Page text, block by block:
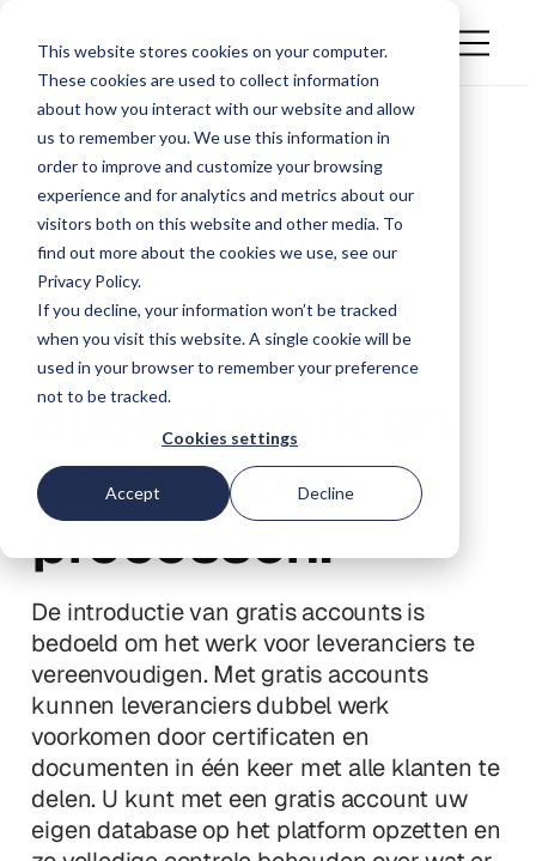
This website stores cookies on your computer.
These cookies are used to collect information
about how you interact with our website and allow
us to remember you. We use this information in
order to improve and customize your browsing
experience and for analytics and metrics about our
visitors both on this website and other media. To
find out more about the cookies we use, see our
Privacy Policy.
If you decline, your information won’t be tracked
when you visit this website. A single cookie will be
used in your browser to remember your preference
not to be tracked.
Cookies settings
Accept Decline
Startpagina . Bronnen . Webinar
Gratis Simvia-
accounts: zeg
vaarwel tegen
dubbel werk en
handmatige
processen.
De introductie van gratis accounts is
bedoeld om het werk voor leveranciers te
vereenvoudigen. Met gratis accounts
kunnen leveranciers dubbel werk
voorkomen door certificaten en
documenten in één keer met alle klanten te
delen. U kunt met een gratis account uw
eigen database op het platform opzetten en